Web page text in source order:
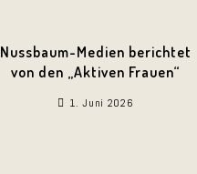
Nussbaum-Medien berichtet
von den „Aktiven Frauen“
1. Juni 2026